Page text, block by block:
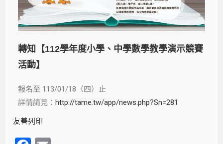
轉知【112學年度小學、中學數學教學演示競賽
活動】
報名至 113/01/18（四）止
詳情請見：http://tame.tw/app/news.php?Sn=281
友善列印